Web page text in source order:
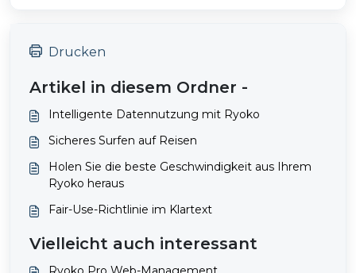
Drucken
Artikel in diesem Ordner -
Intelligente Datennutzung mit Ryoko
Sicheres Surfen auf Reisen
Holen Sie die beste Geschwindigkeit aus Ihrem
Ryoko heraus
Fair-Use-Richtlinie im Klartext
Vielleicht auch interessant